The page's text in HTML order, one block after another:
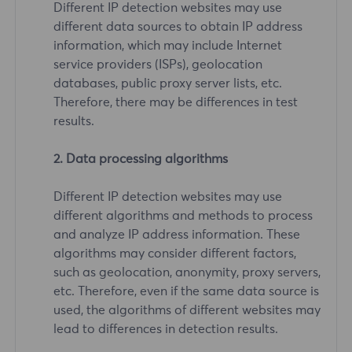
Different IP detection websites may use
different data sources to obtain IP address
information, which may include Internet
service providers (ISPs), geolocation
databases, public proxy server lists, etc.
Therefore, there may be differences in test
results.
2. Data processing algorithms
Different IP detection websites may use
different algorithms and methods to process
and analyze IP address information. These
algorithms may consider different factors,
such as geolocation, anonymity, proxy servers,
etc. Therefore, even if the same data source is
used, the algorithms of different websites may
lead to differences in detection results.